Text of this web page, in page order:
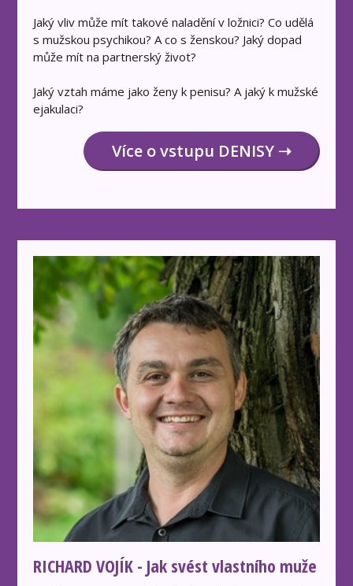
Jaký vliv může mít takové naladění v ložnici? Co udělá
s mužskou psychikou? A co s ženskou? Jaký dopad
může mít na partnerský život?
Jaký vztah máme jako ženy k penisu? A jaký k mužské
ejakulaci?
Více o vstupu DENISY ➝
RICHARD VOJÍK - Jak svést vlastního muže